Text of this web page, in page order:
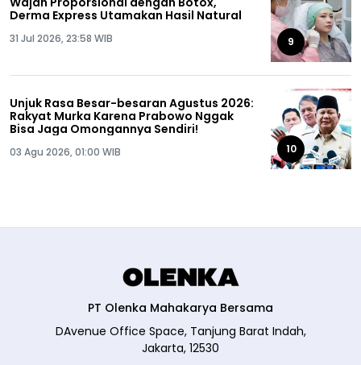
Derma Express Utamakan Hasil Natural
31 Jul 2026, 23:58 WIB 9
Unjuk Rasa Besar-besaran Agustus 2026:
Rakyat Murka Karena Prabowo Nggak
Bisa Jaga Omongannya Sendiri!
03 Agu 2026, 01:00 WIB 10
PT Olenka Mahakarya Bersama
DAvenue Office Space, Tanjung Barat Indah,
Jakarta, 12530